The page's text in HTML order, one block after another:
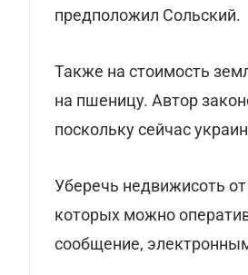
предположил Сольский.
Также на стоимость
на пшеницу. Автор
поскольку сейчас
Уберечь недвижисоть
которых можно
сообщение,